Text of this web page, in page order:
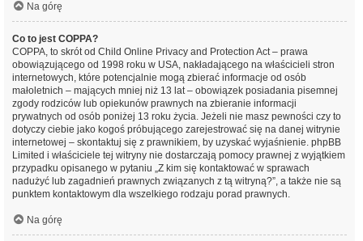
Na górę
Co to jest COPPA?
COPPA, to skrót od Child Online Privacy and Protection Act – prawa
obowiązującego od 1998 roku w USA, nakładającego na właścicieli stron
internetowych, które potencjalnie mogą zbierać informacje od osób
małoletnich – mających mniej niż 13 lat – obowiązek posiadania pisemnej
zgody rodziców lub opiekunów prawnych na zbieranie informacji
prywatnych od osób poniżej 13 roku życia. Jeżeli nie masz pewności czy to
dotyczy ciebie jako kogoś próbującego zarejestrować się na danej witrynie
internetowej – skontaktuj się z prawnikiem, by uzyskać wyjaśnienie. phpBB
Limited i właściciele tej witryny nie dostarczają pomocy prawnej z wyjątkiem
przypadku opisanego w pytaniu „Z kim się kontaktować w sprawach
nadużyć lub zagadnień prawnych związanych z tą witryną?”, a także nie są
punktem kontaktowym dla wszelkiego rodzaju porad prawnych.
Na górę